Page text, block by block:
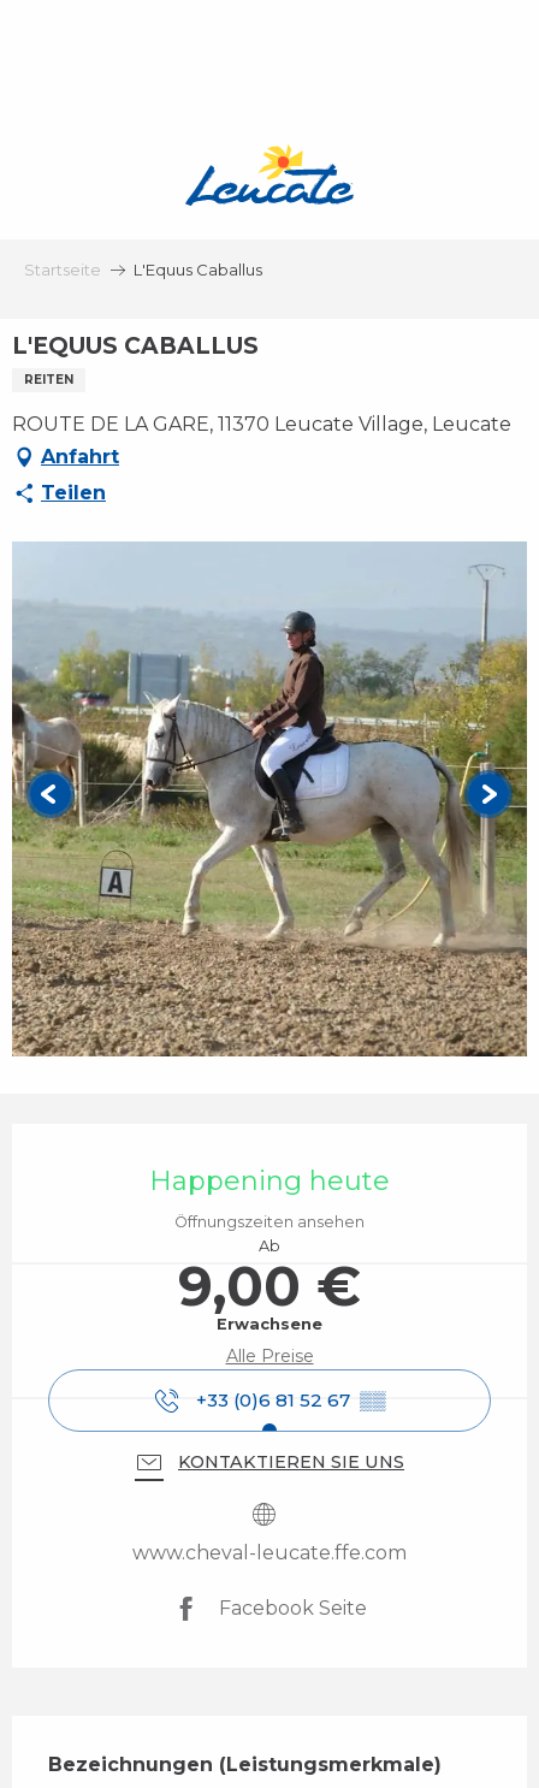
Startseite L'Equus Caballus
L'EQUUS CABALLUS
REITEN
ROUTE DE LA GARE, 11370 Leucate Village, Leucate
Anfahrt
Teilen
Happening heute
Öffnungszeiten ansehen
Ab
9,00 €
Erwachsene
Alle Preise
+33 (0)6 81 52 67 ▒▒
KONTAKTIEREN SIE UNS
www.cheval-leucate.ffe.com
Facebook Seite
Bezeichnungen (Leistungsmerkmale)
Bezeichnungen (Leistungsmerkmale)